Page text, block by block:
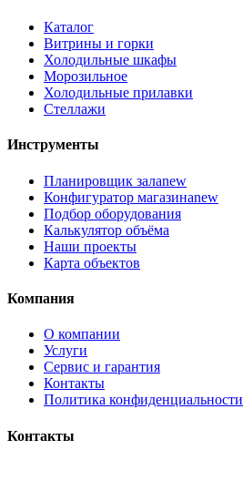
Каталог
Витрины и горки
Холодильные шкафы
Морозильное
Холодильные прилавки
Стеллажи
Инструменты
Планировщик залаnew
Конфигуратор магазинаnew
Подбор оборудования
Калькулятор объёма
Наши проекты
Карта объектов
Компания
О компании
Услуги
Сервис и гарантия
Контакты
Политика конфиденциальности
Контакты